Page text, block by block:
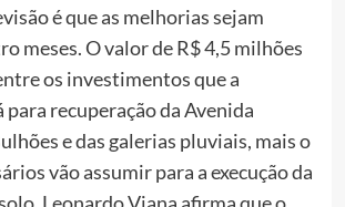
é que as melhorias sejam
meses. O valor de R$ 4,5 milhões
os investimentos que a
recuperação da Avenida
e das galerias pluviais, mais o
vão assumir para a execução da